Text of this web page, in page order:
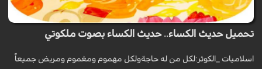
تحميل حديث الكساء.. حديث الكساء بصوت ملكوتي
اسلاميات _الكوثر:لكل من له حاجةولكل مهموم ومغموم ومريض جميعاً